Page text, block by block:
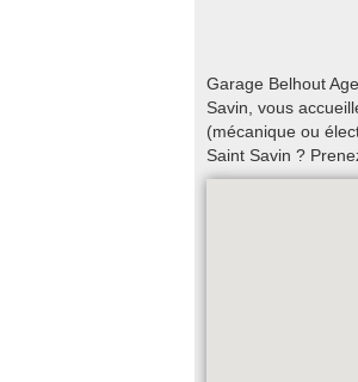
Garage Belhout
Savin, vous
(mécanique ou
Saint Savin ?